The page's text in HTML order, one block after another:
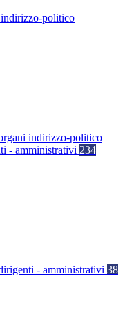
politico
indirizzo-politico
- amministrativi 234
- amministrativi 38